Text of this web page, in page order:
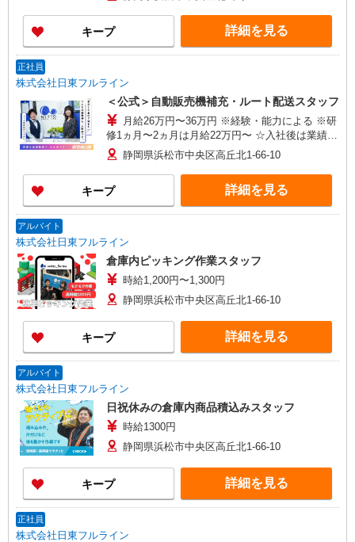
キープ 詳細を見る
正社員
株式会社日東フルライン
＜公式＞自動販売機補充・ルート配送スタッフ
月給26万円〜36万円 ※経験・能力による ※研
修1ヵ月〜2ヵ月は月給22万円〜 ☆入社後は業績に
よって加算可能
静岡県浜松市中央区高丘北1-66-10
キープ 詳細を見る
アルバイト
株式会社日東フルライン
倉庫内ピッキング作業スタッフ
時給1,200円〜1,300円
静岡県浜松市中央区高丘北1-66-10
キープ 詳細を見る
アルバイト
株式会社日東フルライン
日祝休みの倉庫内商品積込みスタッフ
時給1300円
静岡県浜松市中央区高丘北1-66-10
キープ 詳細を見る
正社員
株式会社日東フルライン